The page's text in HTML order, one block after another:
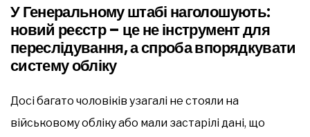
У Генеральному штабі наголошують:
новий реєстр – це не інструмент для
переслідування, а спроба впорядкувати
систему обліку
Досі багато чоловіків узагалі не стояли на
військовому обліку або мали застарілі дані, що